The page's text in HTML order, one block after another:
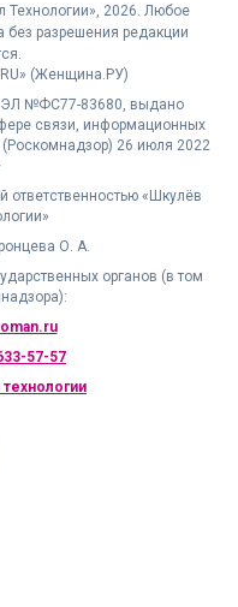
2026. Любое
без разрешения редакции
(Женщина.РУ)
ЭЛ №ФС77-83680, выдано
связи, информационных
26 июля 2022
ответственностью «Шкулёв
О. А.
органов (в том
57-57